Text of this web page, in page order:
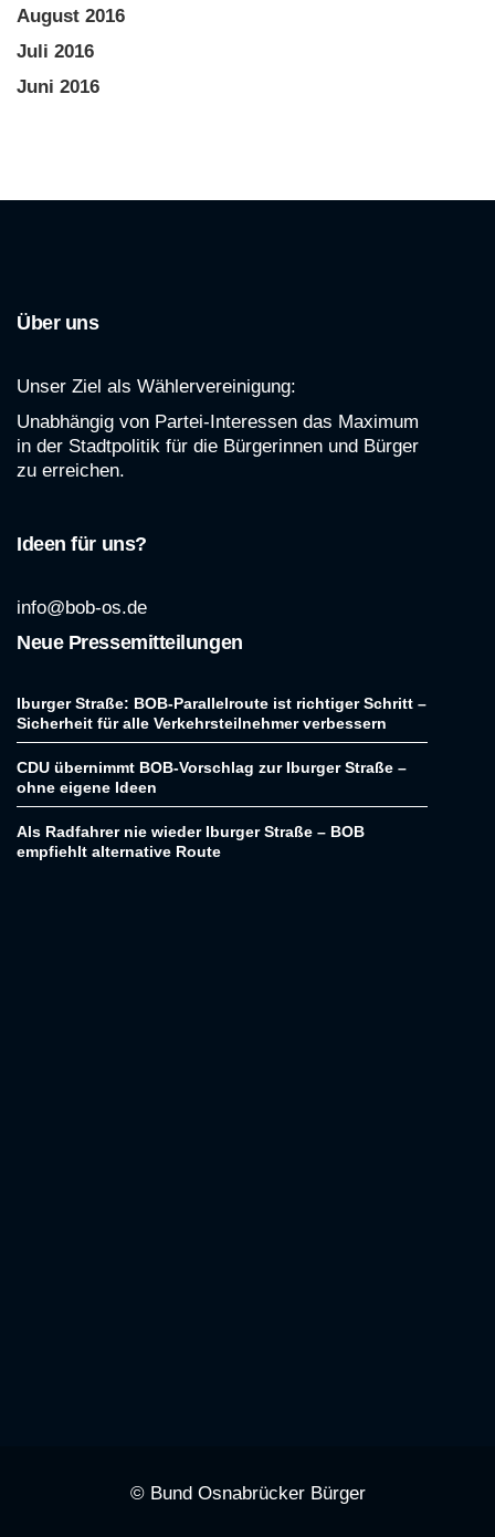
August 2016
Juli 2016
Juni 2016
Über uns
Unser Ziel als Wählervereinigung:
Unabhängig von Partei-Interessen das Maximum
in der Stadtpolitik für die Bürgerinnen und Bürger
zu erreichen.
Ideen für uns?
info@bob-os.de
Neue Pressemitteilungen
Iburger Straße: BOB-Parallelroute ist richtiger Schritt –
Sicherheit für alle Verkehrsteilnehmer verbessern
CDU übernimmt BOB-Vorschlag zur Iburger Straße –
ohne eigene Ideen
Als Radfahrer nie wieder Iburger Straße – BOB
empfiehlt alternative Route
© Bund Osnabrücker Bürger